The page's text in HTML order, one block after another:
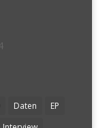
Daten
EP